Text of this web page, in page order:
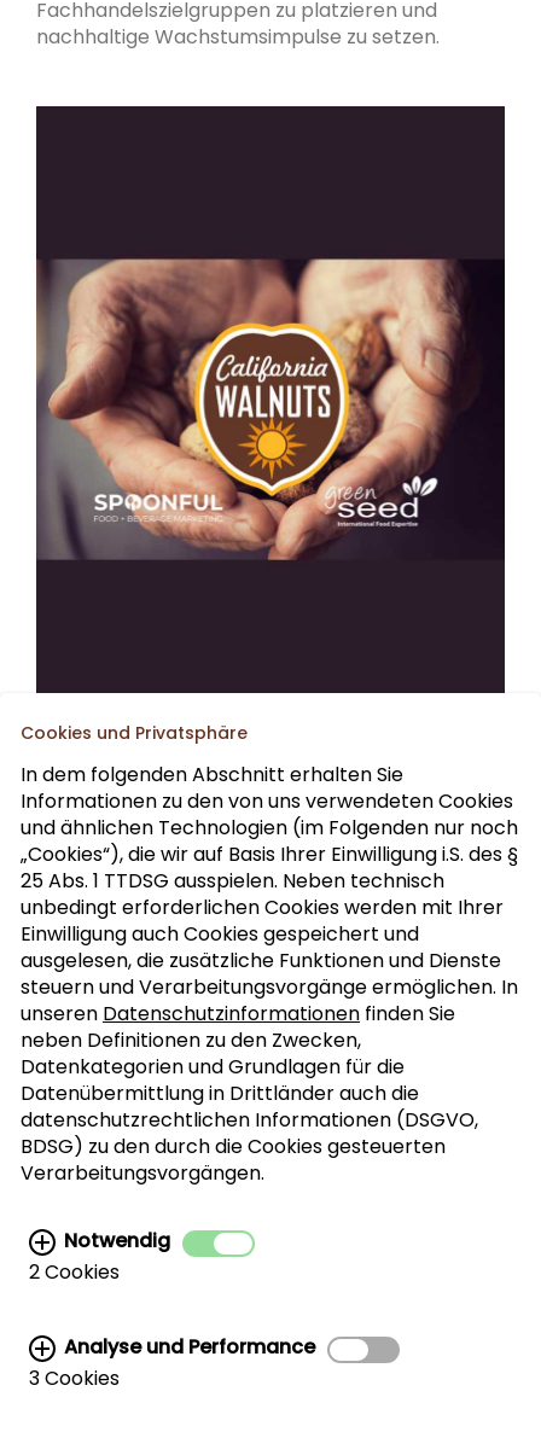
Fachhandelszielgruppen zu platzieren und
nachhaltige Wachstumsimpulse zu setzen.
Abonnieren Sie unseren Fach-Newsletter
Anrede >
ABONNIEREN
Ich bin mit der Verarbeitung meiner
personenbezogenen Daten für den Newsletter-
Versand einverstanden. Diese Vereinbarung
kann jederzeit widerrufen werden. Weitere
Informationen finden Sie in der
Cookies und Privatsphäre
In dem folgenden Abschnitt erhalten Sie
Informationen zu den von uns verwendeten Cookies
und ähnlichen Technologien (im Folgenden nur noch
„Cookies“), die wir auf Basis Ihrer Einwilligung i.S. des §
25 Abs. 1 TTDSG ausspielen. Neben technisch
unbedingt erforderlichen Cookies werden mit Ihrer
Einwilligung auch Cookies gespeichert und
ausgelesen, die zusätzliche Funktionen und Dienste
steuern und Verarbeitungsvorgänge ermöglichen. In
unseren Datenschutzinformationen finden Sie
neben Definitionen zu den Zwecken,
Datenkategorien und Grundlagen für die
Datenübermittlung in Drittländer auch die
datenschutzrechtlichen Informationen (DSGVO,
BDSG) zu den durch die Cookies gesteuerten
Verarbeitungsvorgängen.
Notwendig
2 Cookies
Analyse und Performance
3 Cookies